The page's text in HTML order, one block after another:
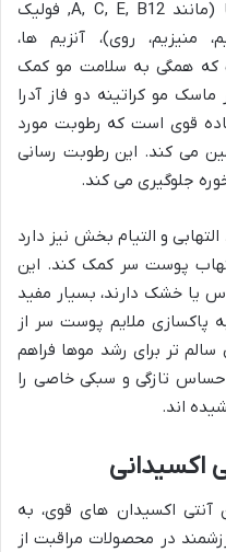
گیاه باستانی، سرشار از ویتامین ها (مانند A, C, E, B12, فولیک
منیزیم، روی)، آنزیم ها،
که همگی به سلامت مو کمک
مو کراتینه دو فاز آدرا
قوی است که رطوبت مورد
می کند. این رطوبت رسانی
جلوگیری می کند.
و التیام بخش نیز دارد
پوست سر کمک کند. این
یا خشک دارند، بسیار مفید
پاکسازی ملایم پوست سر از
تر برای رشد موها فراهم
تازگی و سبکی خاصی را
اند.
اکسیدانی
آنتی اکسیدان های قوی، به
در محصولات مراقبت از